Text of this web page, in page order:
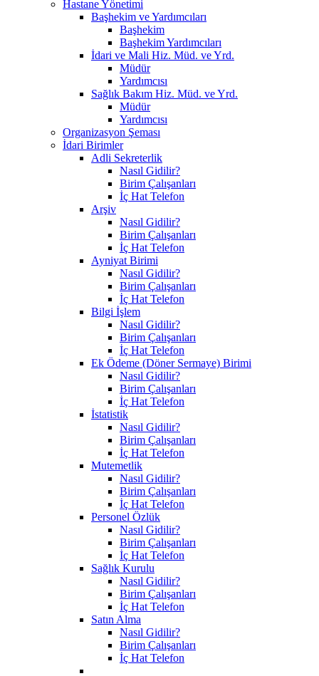
Hastane Yönetimi
Başhekim ve Yardımcıları
Başhekim
Başhekim Yardımcıları
İdari ve Mali Hiz. Müd. ve Yrd.
Müdür
Yardımcısı
Sağlık Bakım Hiz. Müd. ve Yrd.
Müdür
Yardımcısı
Organizasyon Şeması
İdari Birimler
Adli Sekreterlik
Nasıl Gidilir?
Birim Çalışanları
İç Hat Telefon
Arşiv
Nasıl Gidilir?
Birim Çalışanları
İç Hat Telefon
Ayniyat Birimi
Nasıl Gidilir?
Birim Çalışanları
İç Hat Telefon
Bilgi İşlem
Nasıl Gidilir?
Birim Çalışanları
İç Hat Telefon
Ek Ödeme (Döner Sermaye) Birimi
Nasıl Gidilir?
Birim Çalışanları
İç Hat Telefon
İstatistik
Nasıl Gidilir?
Birim Çalışanları
İç Hat Telefon
Mutemetlik
Nasıl Gidilir?
Birim Çalışanları
İç Hat Telefon
Personel Özlük
Nasıl Gidilir?
Birim Çalışanları
İç Hat Telefon
Sağlık Kurulu
Nasıl Gidilir?
Birim Çalışanları
İç Hat Telefon
Satın Alma
Nasıl Gidilir?
Birim Çalışanları
İç Hat Telefon